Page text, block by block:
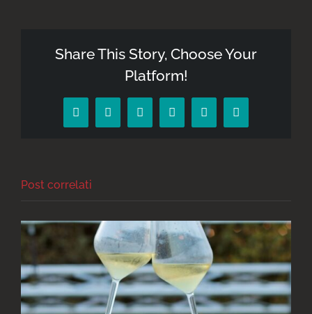
Share This Story, Choose Your
Platform!
Facebook
X RedditLinkedInPinterestEmail
Post correlati